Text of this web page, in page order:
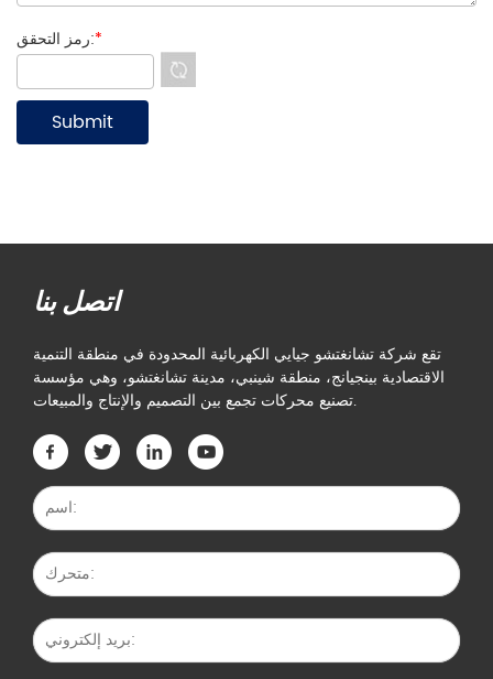
رمز التحقق:*
اتصل بنا
تقع شركة تشانغتشو جيايي الكهربائية المحدودة في منطقة التنمية
الاقتصادية بينجيانج، منطقة شينبي، مدينة تشانغتشو، وهي مؤسسة
تصنيع محركات تجمع بين التصميم والإنتاج والمبيعات.